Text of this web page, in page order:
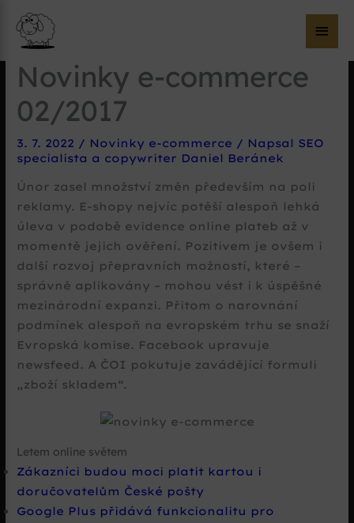
Novinky e-commerce
02/2017
3. 7. 2022 / Novinky e-commerce / Napsal SEO
specialista a copywriter Daniel Beránek
Únor zasel množství změn především na poli
reklamy. E-shopy nejvíc potěší alespoň lehká
úleva v podobě evidence online plateb až v
momentě jejich ověření. Pozitivem je ovšem i
další rozvoj přepravních možností, které –
správně aplikovány – mohou vést i k úspěšné
mezinárodní expanzi. Přitom o narovnání
podmínek alespoň na evropském trhu se snaží
Evropská komise. Facebook upravuje
newsfeed. A ČOI pokutuje zavádějící formuli
„zboží skladem“.
Letem online světem
Zákazníci budou moci platit kartou i
doručovatelům České pošty
Google Plus přidává funkcionalitu pro